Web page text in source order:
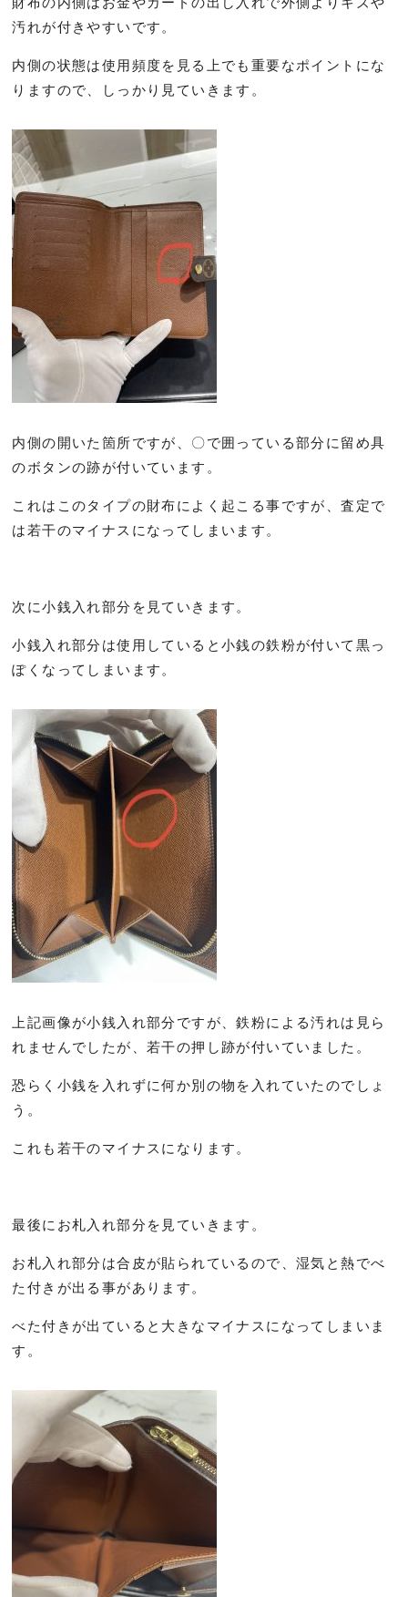
汚れが付きやすいです。
内側の状態は使用頻度を見る上でも重要なポイントにな
りますので、しっかり見ていきます。
内側の開いた箇所ですが、〇で囲っている部分に留め具
のボタンの跡が付いています。
これはこのタイプの財布によく起こる事ですが、査定で
は若干のマイナスになってしまいます。
次に小銭入れ部分を見ていきます。
小銭入れ部分は使用していると小銭の鉄粉が付いて黒っ
ぽくなってしまいます。
上記画像が小銭入れ部分ですが、鉄粉による汚れは見ら
れませんでしたが、若干の押し跡が付いていました。
恐らく小銭を入れずに何か別の物を入れていたのでしょ
う。
これも若干のマイナスになります。
最後にお札入れ部分を見ていきます。
お札入れ部分は合皮が貼られているので、湿気と熱でべ
た付きが出る事があります。
べた付きが出ていると大きなマイナスになってしまいま
す。